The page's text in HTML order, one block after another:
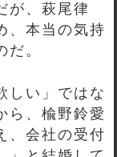
が、萩尾律
、本当の気持
。
しい」ではな
ら、楡野鈴愛
、会社の受付